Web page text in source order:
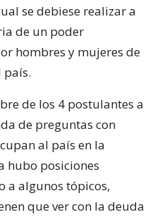
se debiese realizar a
de un poder
hombres y mujeres de
país.
de los 4 postulantes a
de preguntas con
al país en la
hubo posiciones
a algunos tópicos,
que ver con la deuda